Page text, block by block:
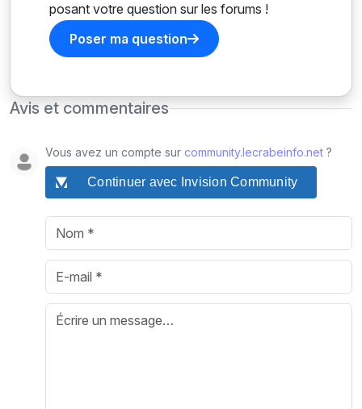
posant votre question sur les forums !
Poser ma question
Avis et commentaires
Vous avez un compte sur community.lecrabeinfo.net ?
Continuer avec Invision Community